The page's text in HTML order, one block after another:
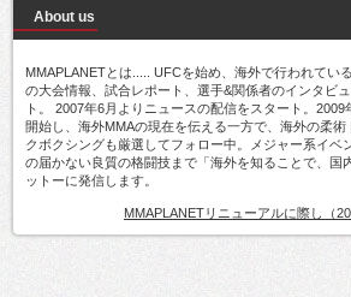
About us
MMAPLANETとは..... UFCを始め、海外で行われてい
の大会情報、試合レポート、選手&関係者のインタビ
ト。 2007年6月よりニュースの配信をスタート。
開始し、海外MMAの現在を伝える一方で、海外の柔術
クボクシングも厳選してフォロー中。メジャー系イベ
の届かない良質の格闘技まで「海外を知ることで、国
ットーに発信します。
MMAPLANETリニューアルに際し（